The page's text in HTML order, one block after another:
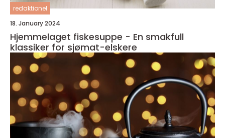
redaktionel
18. January 2024
Hjemmelaget fiskesuppe - En smakfull
klassiker for sjømat-elskere